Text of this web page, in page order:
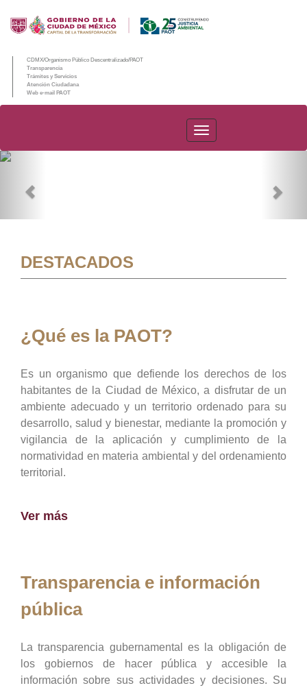
CDMX/Organismo Público Descentralizado/PAOT
Transparencia
Trámites y Servicios
Atención Ciudadana
Web e-mail PAOT
PAOT
DESTACADOS
¿Qué es la PAOT?
Es un organismo que defiende los derechos de los
habitantes de la Ciudad de México, a disfrutar de un
ambiente adecuado y un territorio ordenado para su
desarrollo, salud y bienestar, mediante la promoción y
vigilancia de la aplicación y cumplimiento de la
normatividad en materia ambiental y del ordenamiento
territorial.
Ver más
Transparencia e información
pública
La transparencia gubernamental es la obligación de
los gobiernos de hacer pública y accesible la
información sobre sus actividades y decisiones. Su